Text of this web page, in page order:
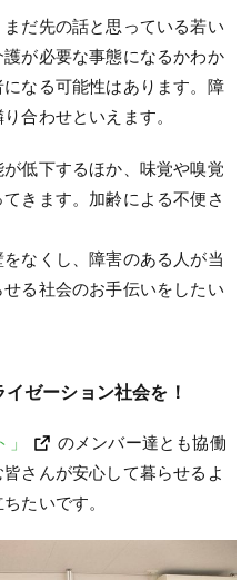
だ先の話と思っている若い
が必要な事態になるかわか
なる可能性はあります。障
合わせといえます。
低下するほか、味覚や嗅覚
きます。加齢による不便さ
なくし、障害のある人が当
る社会のお手伝いをしたい
ゼーション社会を！
のメンバー達とも協働
さんが安心して暮らせるよ
たいです。